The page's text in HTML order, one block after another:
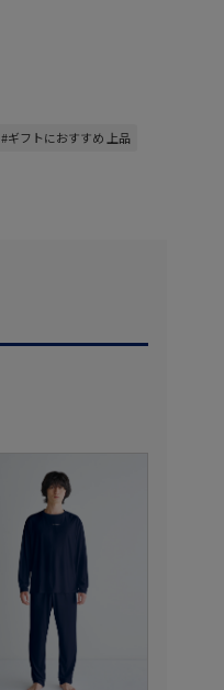
#ギフトにおすすめ 上品